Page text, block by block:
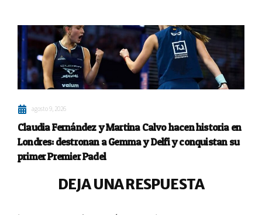
agosto 9, 2026
Claudia Fernández y Martina Calvo hacen historia en
Londres: destronan a Gemma y Delfi y conquistan su
primer Premier Padel
DEJA UNA RESPUESTA